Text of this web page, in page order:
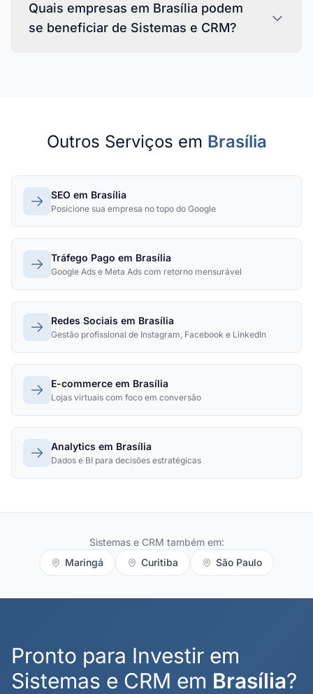
Quais empresas em Brasília podem
se beneficiar de Sistemas e CRM?
Outros Serviços em Brasília
SEO em Brasília
Posicione sua empresa no topo do Google
Tráfego Pago em Brasília
Google Ads e Meta Ads com retorno mensurável
Redes Sociais em Brasília
Gestão profissional de Instagram, Facebook e LinkedIn
E-commerce em Brasília
Lojas virtuais com foco em conversão
Analytics em Brasília
Dados e BI para decisões estratégicas
Sistemas e CRM também em:
Maringá
Curitiba São Paulo
Pronto para Investir em
Sistemas e CRM em Brasília?